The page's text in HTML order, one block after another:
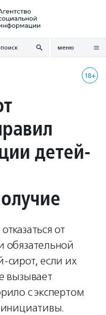
поиск меню
18+
детей-
от
обязательной
сирот, если их
вызывает
с экспертом
инициативы.